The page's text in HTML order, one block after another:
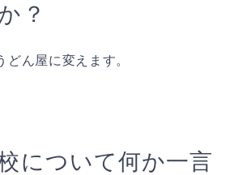
？
どん屋に変えます。
について何か一言